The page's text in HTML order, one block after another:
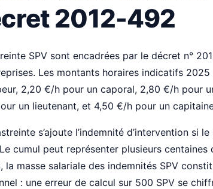
2012-492
SPV sont encadrées par le décret n°
Les montants horaires indicatifs
2,20 €/h pour un caporal, 2,80 €/h pour
un lieutenant, et 4,50 €/h pour un
s’ajoute l’indemnité d’intervention si
cumul peut représenter plusieurs centaines
la masse salariale des indemnités SPV
: une erreur de calcul sur 500 SPV se